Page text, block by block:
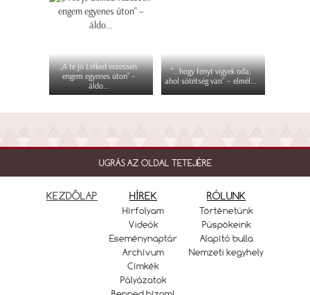
„A te jó Lelked vezessen
engem egyenes úton” –
áldo...
"...hogy fényt vigyek oda,
ahol sötétség van" – elmél...
UGRÁS AZ OLDAL TETEJÉRE
KEZDŐLAP HÍREK
Hírfolyam
Videók
Eseménynaptár
Archívum
Címkék
Pályázatok
RÓLUNK
Történetünk
Püspökeink
Alapító bulla
Nemzeti kegyhely